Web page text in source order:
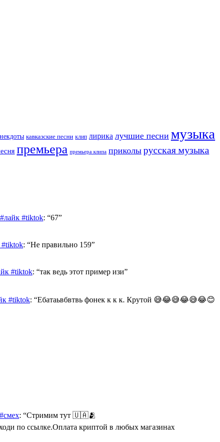
кавказские песни клип лирика лучшие песни музыка
премьера премьера клипа приколы русская музыка
#tiktok: “67”
#tiktok: “Не правильно 159”
#tiktok: “так ведь этот пример изи”
#tiktok: “Ебатаьвбвтвь фонек к к к. Крутой 😅😂😅😂😅😂😊
: “Стримим тут 🇺🇦🫂
по ссылке.Оплата криптой в любых магазинах